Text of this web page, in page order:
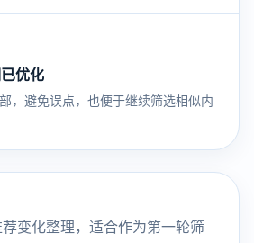
优化
，避免误点，也便于继续筛选相似内
变化整理，适合作为第一轮筛